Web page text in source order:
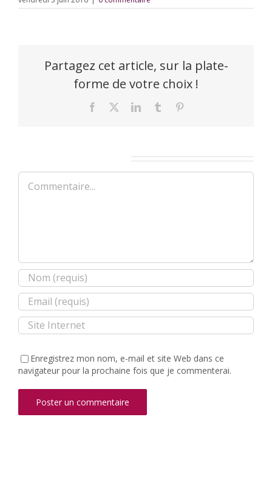
Partagez cet article, sur la plate-
forme de votre choix !
Facebook LinkedInTumblr
Commentaire
Enregistrez mon nom, e-mail et site Web dans ce
navigateur pour la prochaine fois que je commenterai.